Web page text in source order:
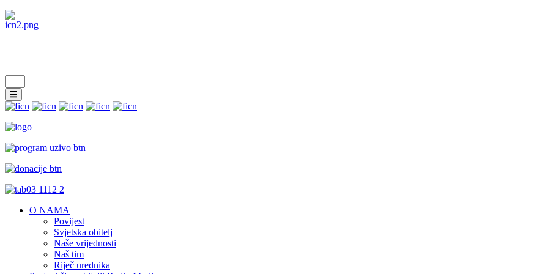
O NAMA
Povijest
Svjetska obitelj
Naše vrijednosti
Naš tim
Riječ urednika